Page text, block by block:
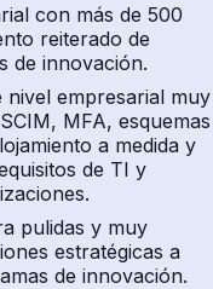
con más de 500
reiterado de
de innovación.
nivel empresarial muy
MFA, esquemas
a medida y
de TI y
pulidas y muy
estratégicas a
de innovación.